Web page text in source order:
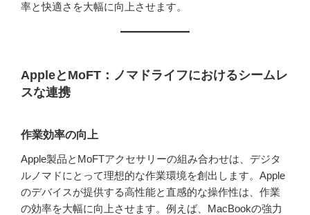
率と快適さを大幅に向上させます。
AppleとMoFT：ノマドライフにおけるシームレ
スな連携
作業効率の向上
Apple製品とMoFTアクセサリーの組み合わせは、デジタ
ルノマドにとって理想的な作業環境を創出します。Apple
のデバイスが提供する高性能と直感的な操作性は、作業
の効率を大幅に向上させます。例えば、MacBookの強力